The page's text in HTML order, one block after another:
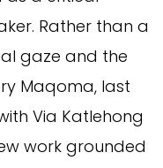
Rather than a
gaze and the
Maqoma, last
Via Katlehong
work grounded